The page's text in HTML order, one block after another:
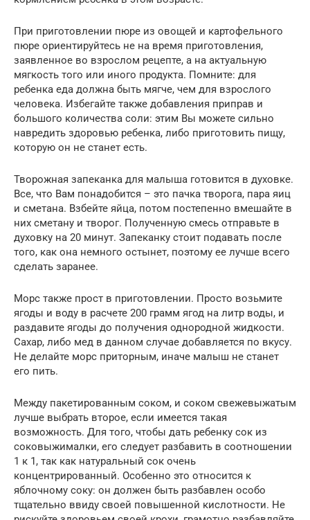
При приготовлении пюре из овощей и картофельного
пюре ориентируйтесь не на время приготовления,
заявленное во взрослом рецепте, а на актуальную
мягкость того или иного продукта. Помните: для
ребенка еда должна быть мягче, чем для взрослого
человека. Избегайте также добавления приправ и
большого количества соли: этим Вы можете сильно
навредить здоровью ребенка, либо приготовить пищу,
которую он не станет есть.
Творожная запеканка для малыша готовится в духовке.
Все, что Вам понадобится – это пачка творога, пара яиц
и сметана. Взбейте яйца, потом постепенно вмешайте в
них сметану и творог. Полученную смесь отправьте в
духовку на 20 минут. Запеканку стоит подавать после
того, как она немного остынет, поэтому ее лучше всего
сделать заранее.
Морс также прост в приготовлении. Просто возьмите
ягоды и воду в расчете 200 грамм ягод на литр воды, и
раздавите ягоды до получения однородной жидкости.
Сахар, либо мед в данном случае добавляется по вкусу.
Не делайте морс приторным, иначе малыш не станет
его пить.
Между пакетированным соком, и соком свежевыжатым
лучше выбрать второе, если имеется такая
возможность. Для того, чтобы дать ребенку сок из
соковыжималки, его следует разбавить в соотношении
1 к 1, так как натуральный сок очень
концентрированный. Особенно это относится к
яблочному соку: он должен быть разбавлен особо
тщательно ввиду своей повышенной кислотности. Не